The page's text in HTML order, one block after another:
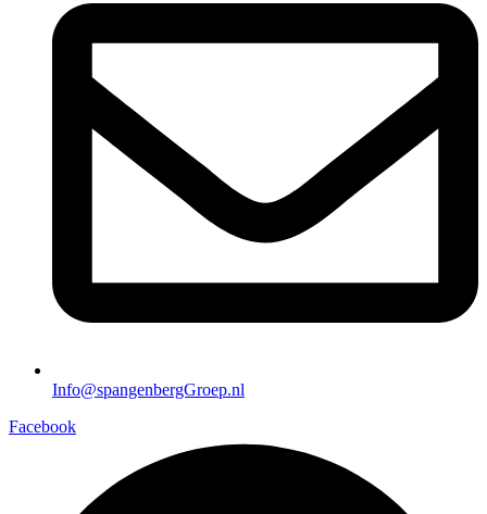
Info@spangenbergGroep.nl
Facebook